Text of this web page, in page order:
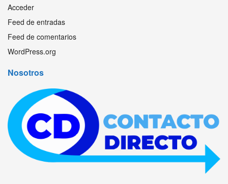
Acceder
Feed de entradas
Feed de comentarios
WordPress.org
Nosotros